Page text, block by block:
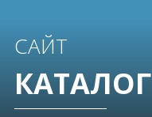
САЙТ
КАТАЛОГ